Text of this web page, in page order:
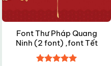
Font Thư Pháp Quang
Ninh (2 font) ,font Tết